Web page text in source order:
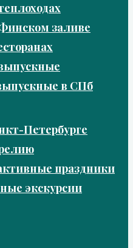
заливе
в СПб
Петербурге
праздники
экскурсии